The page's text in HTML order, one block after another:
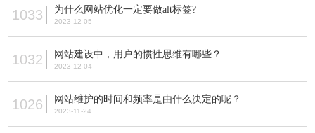
1033 为什么网站优化一定要做alt标签?
2023-12-05
1032 网站建设中，用户的惯性思维有哪些？
2023-12-04
1026 网站维护的时间和频率是由什么决定的呢？
2023-11-24